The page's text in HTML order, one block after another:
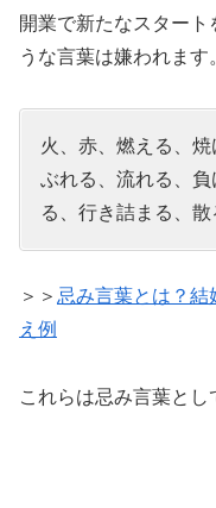
開業で新たなスター
うな言葉は嫌われます
火、赤、燃える、
ぶれる、流れる、
る、行き詰まる、散
＞＞ 忌み言葉とは？結
え例
これらは忌み言葉とし